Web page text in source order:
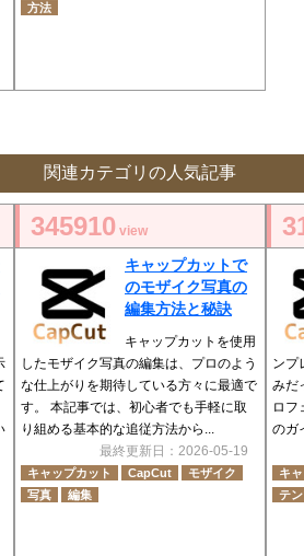
方法
関連カテゴリの人気記事
345910 view
キャップカットで
のモザイク写真の
編集方法と秘訣
キャップカットを使用
したモザイク写真の編集は、プロのよう
な仕上がりを期待している方々に最適で
す。 本記事では、初心者でも手軽に取
り組める基本的な追従方法から...
最終更新日：2026-05-19
キャップカット CapCut
モザイク
写真
編集
ンプ
みだ
ロフ
のガ
キ
テ